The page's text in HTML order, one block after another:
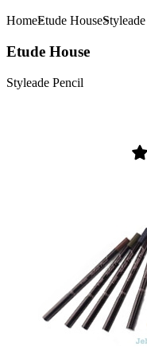
HomeEtude House
Etude House
Styleade Pencil